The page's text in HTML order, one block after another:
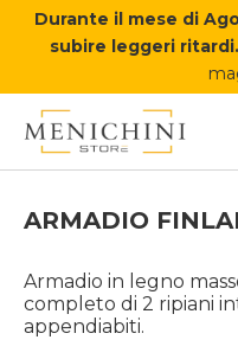
Durante il mese di
subire leggeri ritardi.
ARMADIO
Armadio in legno
completo di 2 ripiani
appendiabiti.